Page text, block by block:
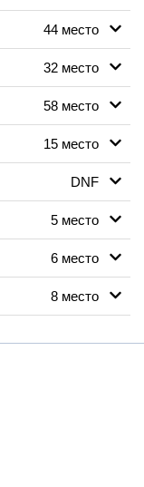
44 место
32 место
58 место
15 место
DNF
5 место
6 место
8 место